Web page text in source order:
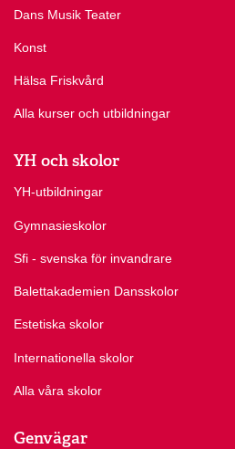
Dans Musik Teater
Konst
Hälsa Friskvård
Alla kurser och utbildningar
YH och skolor
YH-utbildningar
Gymnasieskolor
Sfi - svenska för invandrare
Balettakademien Dansskolor
Estetiska skolor
Internationella skolor
Alla våra skolor
Genvägar